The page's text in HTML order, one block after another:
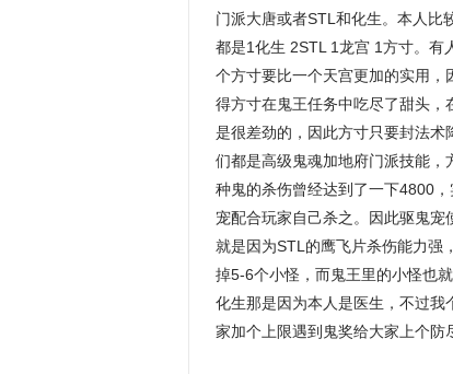
门派大唐或者STL和化生。本人比
都是1化生 2STL 1龙宫 1方寸。有
个方寸要比一个天宫更加的实用
得方寸在鬼王任务中吃尽了甜头
是很差劲的，因此方寸只要封法
们都是高级鬼魂加地府门派技能
种鬼的杀伤曾经达到了一下4800
宠配合玩家自己杀之。因此驱鬼
就是因为STL的鹰飞片杀伤能力强
掉5-6个小怪，而鬼王里的小怪也
化生那是因为本人是医生，不过
家加个上限遇到鬼奖给大家上个防